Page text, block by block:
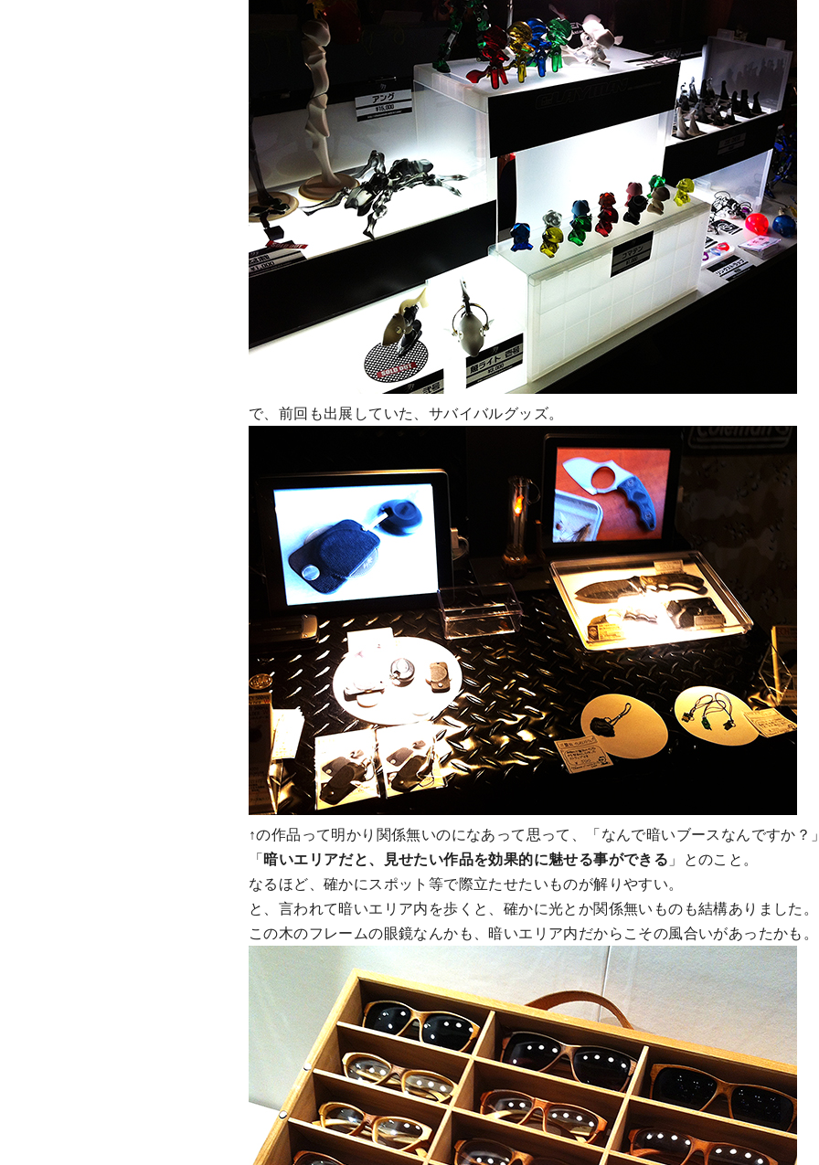
で、前回も出展していた、サバイバルグッズ。
↑の作品って明かり関係無いのになあって思って、「なんで暗いブースなんですか？
「暗いエリアだと、見せたい作品を効果的に魅せる事ができる 」とのこと。
なるほど、確かにスポット等で際立たせたいものが解りやすい。
と、言われて暗いエリア内を歩くと、確かに光とか関係無いものも結構ありました。
この木のフレームの眼鏡なんかも、暗いエリア内だからこその風合いがあったかも。